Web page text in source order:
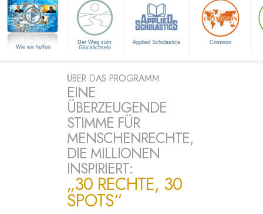
Wie wir helfen
Der Weg zum
Glücklichsein
Applied Scholastics Criminon
ÜBER DAS PROGRAMM
EINE
ÜBERZEUGENDE
STIMME FÜR
MENSCHENRECHTE,
DIE MILLIONEN
INSPIRIERT:
„30 RECHTE, 30
SPOTS“